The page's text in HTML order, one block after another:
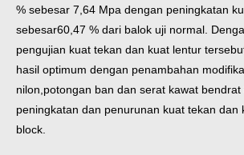
% sebesar 7,64 Mpa dengan peningkatan
sebesar60,47 % dari balok uji normal.
pengujian kuat tekan dan kuat lentur
hasil optimum dengan penambahan
nilon, potongan ban dan serat kawat
peningkatan dan penurunan kuat tekan dan
block.